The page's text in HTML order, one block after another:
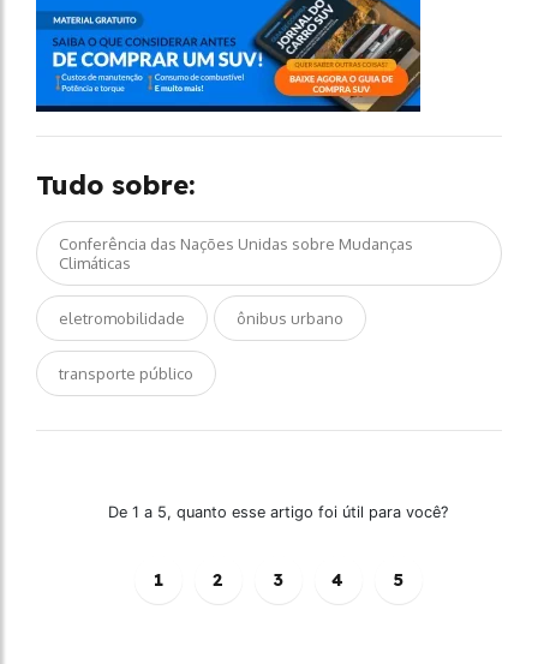
Tudo sobre:
Conferência das Nações Unidas sobre Mudanças
Climáticas
eletromobilidade ônibus urbano
transporte público
De 1 a 5, quanto esse artigo foi útil para você?
1 2 3 4 5